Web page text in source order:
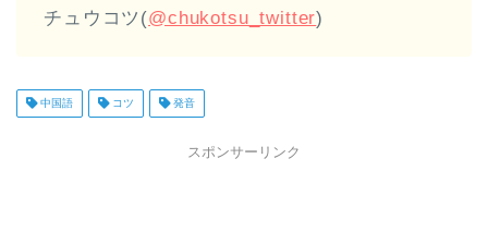
チュウコツ(@chukotsu_twitter)
中国語 コツ 発音
スポンサーリンク